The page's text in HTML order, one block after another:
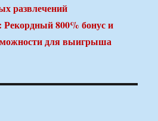
развлечений
800% бонус и
для выигрыша